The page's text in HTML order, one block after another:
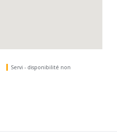
Servi - disponibilité non